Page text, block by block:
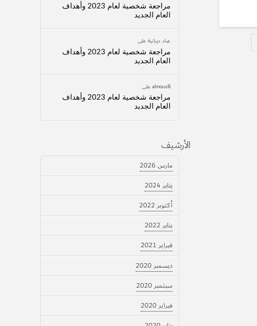
مراجعة شخصية لعام 2023 وأهداف
العام الجديد
عباد ديرانية على
مراجعة شخصية لعام 2023 وأهداف
العام الجديد
almouslli على
مراجعة شخصية لعام 2023 وأهداف
العام الجديد
الأرشيف
مارس 2026
يناير 2024
أكتوبر 2022
يناير 2022
فبراير 2021
ديسمبر 2020
سبتمبر 2020
فبراير 2020